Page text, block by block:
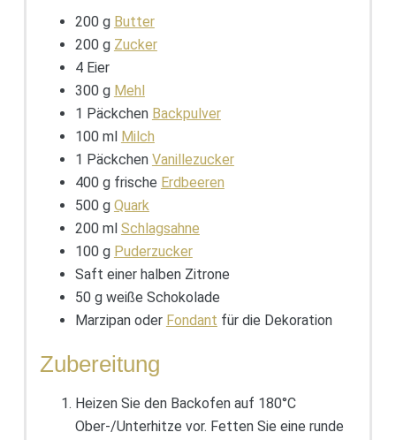
200 g Butter
200 g Zucker
4 Eier
300 g Mehl
1 Päckchen Backpulver
100 ml Milch
1 Päckchen Vanillezucker
400 g frische Erdbeeren
500 g Quark
200 ml Schlagsahne
100 g Puderzucker
Saft einer halben Zitrone
50 g weiße Schokolade
Marzipan oder Fondant für die Dekoration
Zubereitung
Heizen Sie den Backofen auf 180°C
Ober-/Unterhitze vor. Fetten Sie eine runde